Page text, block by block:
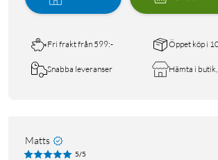
Fri frakt från 599:- Öppet köp i
Snabba leveranser Hämta i
Matts
5/5